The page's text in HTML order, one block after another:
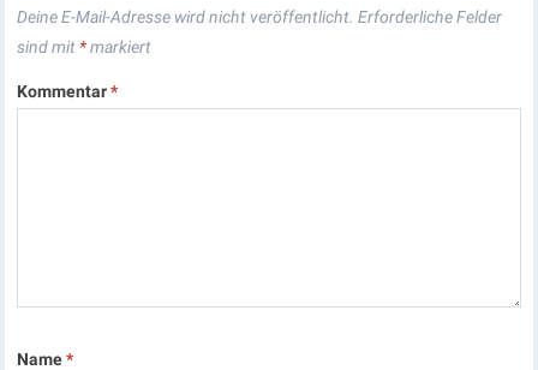
Deine E-Mail-Adresse wird nicht veröffentlicht. Erforderliche Felder
sind mit *markiert
Kommentar*
Name*